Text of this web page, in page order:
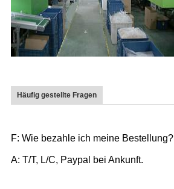
Häufig gestellte Fragen
F: Wie bezahle ich meine Bestellung?
A: T/T, L/C, Paypal bei Ankunft.